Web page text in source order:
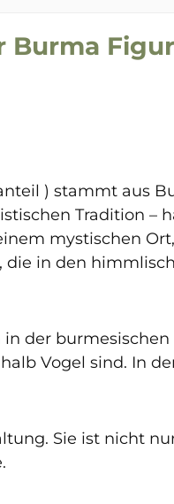
) stammt aus
Tradition –
mystischen
in den
der
Vogel sind. In
Sie ist nicht